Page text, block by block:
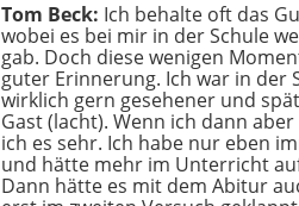
Tom Beck: Ich behalte oft das
wobei es bei mir in der Schule
gab. Doch diese wenigen
guter Erinnerung. Ich war in der
wirklich gern gesehener und
Gast (lacht). Wenn ich dann
ich es sehr. Ich habe nur eben
und hätte mehr im Unterricht
Dann hätte es mit dem Abitur